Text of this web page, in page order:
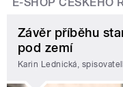
Závěr příběhu
pod zemí
Karin Lednická,